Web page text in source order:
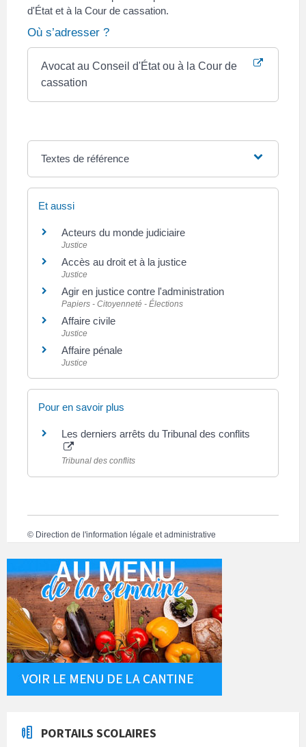
d'État et à la Cour de cassation.
Où s’adresser ?
Avocat au Conseil d'État ou à la Cour de
cassation
Textes de référence
Et aussi
Acteurs du monde judiciaire
Justice
Accès au droit et à la justice
Justice
Agir en justice contre l'administration
Papiers - Citoyenneté - Élections
Affaire civile
Justice
Affaire pénale
Justice
Pour en savoir plus
Les derniers arrêts du Tribunal des conflits
Tribunal des conflits
© Direction de l'information légale et administrative
PORTAILS SCOLAIRES